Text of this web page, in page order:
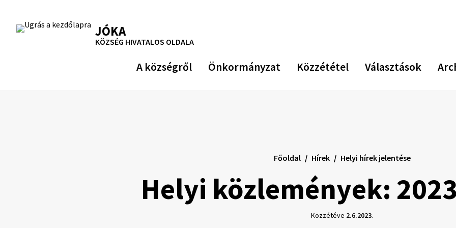
tartalomra
RSS Oldaltérkép
Nyomtatás JÓKA
KÖZSÉG HIVATALOS OLDALA
A községről Önkormányzat Közzététel Választások
Helyi közlemények:
Főoldal Hírek Helyi hírek jelentése
Közzétéve 2.6.2023.